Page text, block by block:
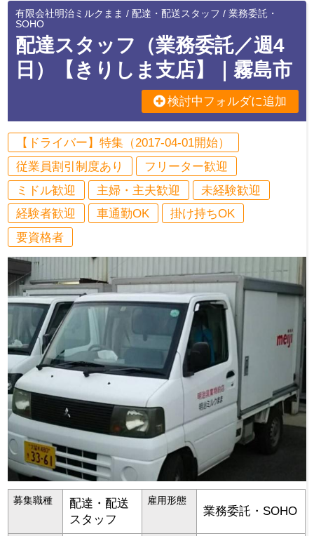
有限会社明治ミルクまま / 配達・配送スタッフ / 業務委託・
SOHO
配達スタッフ（業務委託／週4
日）【きりしま支店】｜霧島市
検討中フォルダに追加
【ドライバー】特集（2017-04-01開始）
従業員割引制度あり
フリーター歓迎
ミドル歓迎
主婦・主夫歓迎
未経験歓迎
経験者歓迎
車通勤OK
掛け持ちOK
要資格者
募集職種
配達・配送
スタッフ
雇用形態
業務委託・SOHO